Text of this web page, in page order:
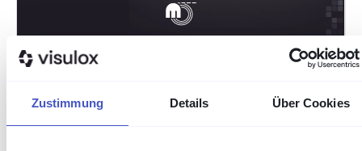
Zustimmung Details Über Cookies